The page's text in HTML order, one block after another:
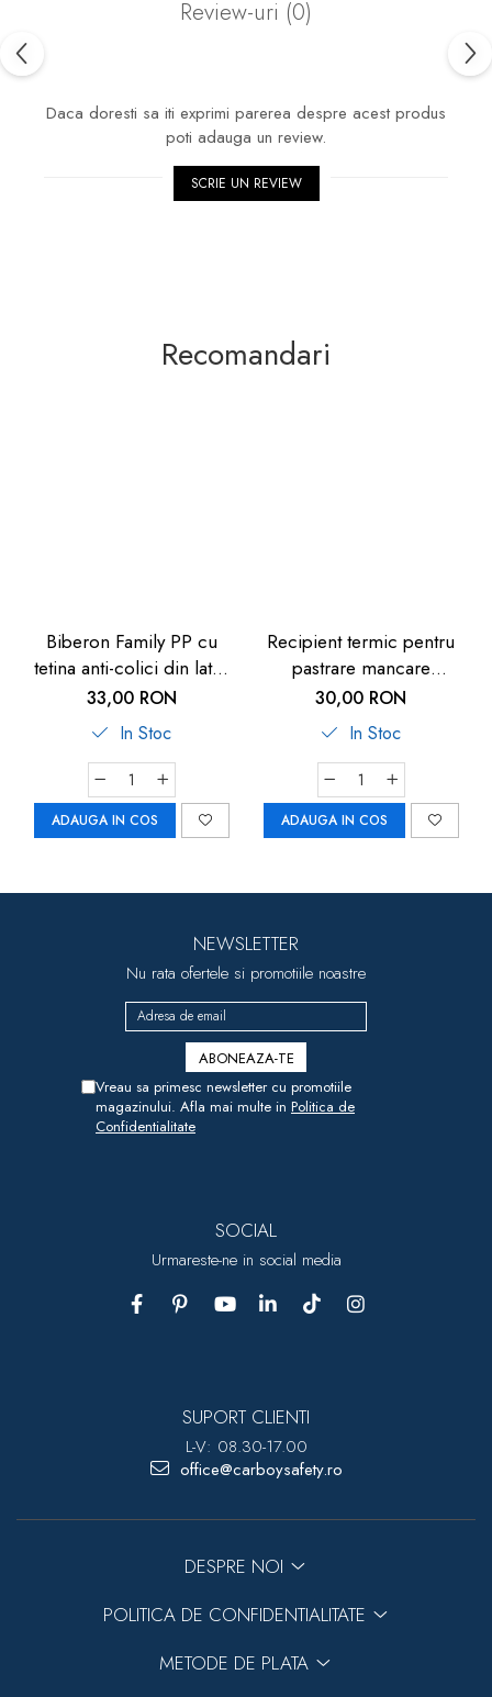
Review-uri (0)
Daca doresti sa iti exprimi parerea despre acest produs
poti adauga un review.
SCRIE UN REVIEW
Recomandari
Biberon Family PP cu
tetina anti-colici din latex
natural, 250 ml, de la 6
luni, debit mediu (M), nip
35007
33,00 RON
In Stoc
ADAUGA IN COS
Recipient termic pentru
pastrare mancare
bebelusi U-Grow, 820 ml
30,00 RON
In Stoc
ADAUGA IN COS
NEWSLETTER
Nu rata ofertele si promotiile noastre
Vreau sa primesc newsletter cu promotiile
magazinului. Afla mai multe in Politica de
Confidentialitate
SOCIAL
Urmareste-ne in social media
SUPORT CLIENTI
L-V: 08.30-17.00
office@carboysafety.ro
DESPRE NOI
POLITICA DE CONFIDENTIALITATE
METODE DE PLATA